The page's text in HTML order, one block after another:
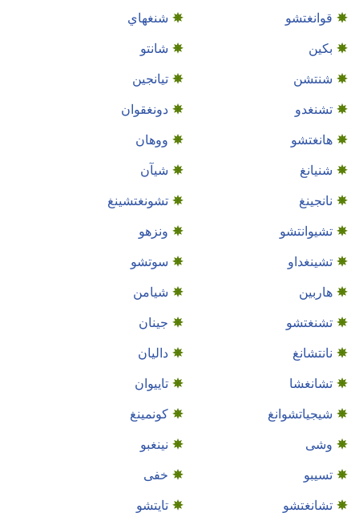
قوانغتشو
شنغهاي
بكين
شانتو
شنتشن
تيانجين
تشنغدو
دونغقوان
هانغتشو
ووهان
شنيانغ
شيآن
نانجينغ
تشونغتشينغ
تشيوانتشو
ونزهو
تشينغداو
سوتشو
هاربين
شيامن
تشنغتشو
جينان
نانتشانغ
داليان
تشانغشا
تاييوان
شيجياتشوانغ
كونمينغ
وشى
نينغبو
تسيبو
خفى
تشانغتشو
تايتشو